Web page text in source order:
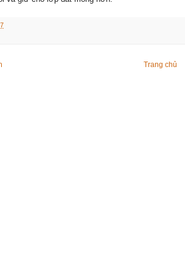
Trang chủ